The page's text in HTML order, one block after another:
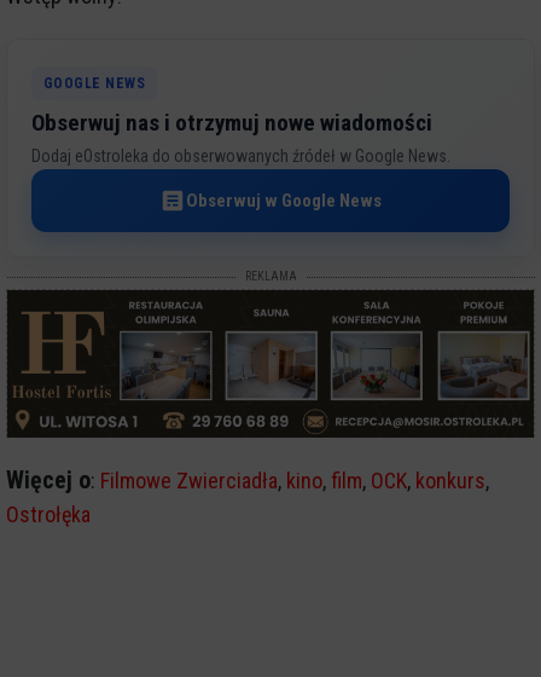
GOOGLE NEWS
Obserwuj nas i otrzymuj nowe wiadomości
Dodaj eOstroleka do obserwowanych źródeł w Google News.
Obserwuj w Google News
REKLAMA
Więcej o: Filmowe Zwierciadła, kino, film, OCK, konkurs,
Ostrołęka